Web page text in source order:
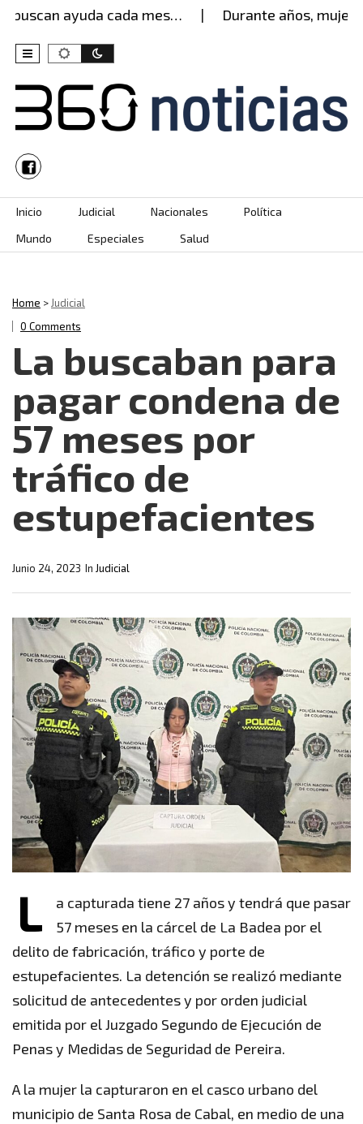
ayuda cada mes… Durante años, mujer
Skip to content
Inicio Judicial Nacionales
Política
Mundo
Especiales Salud
Home >Judicial
0 Comments
La buscaban para
pagar condena de
57 meses por
tráfico de
estupefacientes
In Judicial
Junio 24, 2023
L
a capturada tiene 27 años y tendrá que pasar
57 meses en la cárcel de La Badea por el
delito de fabricación, tráfico y porte de
estupefacientes. La detención se realizó mediante
solicitud de antecedentes y por orden judicial
emitida por el Juzgado Segundo de Ejecución de
Penas y Medidas de Seguridad de Pereira.
A la mujer la capturaron en el casco urbano del
municipio de Santa Rosa de Cabal, en medio de una